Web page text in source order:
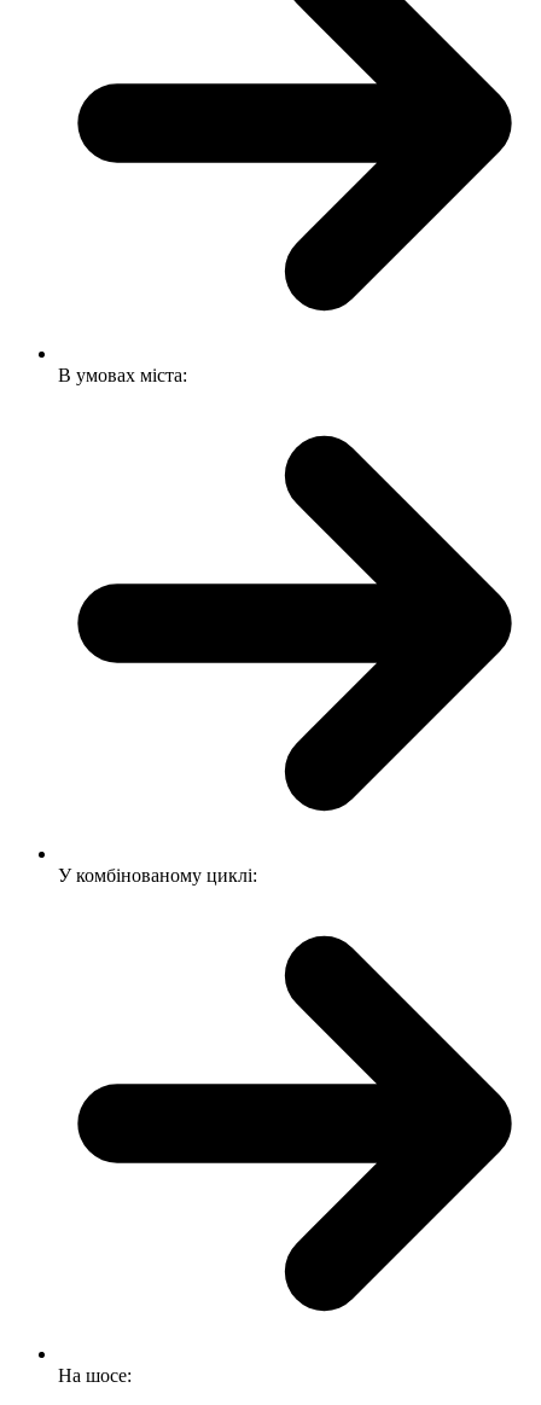
В умовах міста:
У комбінованому циклі:
На шосе: